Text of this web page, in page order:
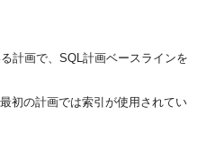
計画で、SQL計画ベースラインを
初の計画では索引が使用されてい